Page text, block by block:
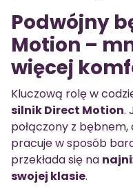
Podwójny
Motion –
więcej
Kluczową rolę w
silnik Direct Motion.
połączony z
pracuje w sposób
przekłada się na
swojej klasie.